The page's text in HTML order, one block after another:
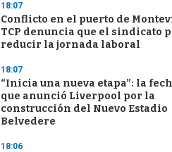
18:07
Conflicto en el puerto de
TCP denuncia que el sindicato
reducir la jornada laboral
18:07
“Inicia una nueva etapa”: la
que anunció Liverpool por la
construcción del Nuevo Estadio
Belvedere
18:06